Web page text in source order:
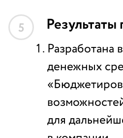
5 Результаты
Разработана
денежных
для